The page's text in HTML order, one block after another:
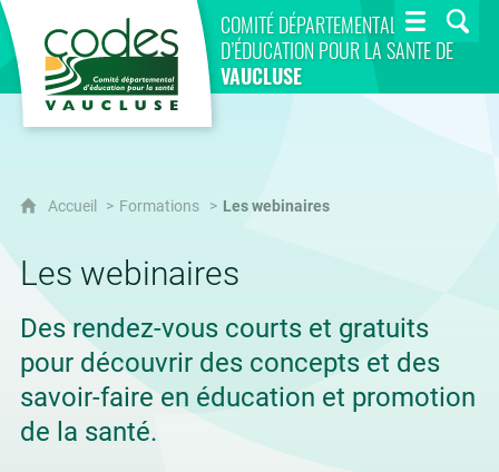
COMITÉ DÉPARTEMENTAL
D’ÉDUCATION POUR LA SANTÉ DE
VAUCLUSE
CoDES 84
Accueil Formations Les webinaires
Les webinaires
Des rendez-vous courts et gratuits
pour découvrir des concepts et des
savoir-faire en éducation et promotion
de la santé.